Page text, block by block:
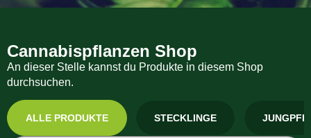
Cannabispflanzen Shop
An dieser Stelle kannst du Produkte in diesem Shop
durchsuchen.
ALLE PRODUKTE STECKLINGE